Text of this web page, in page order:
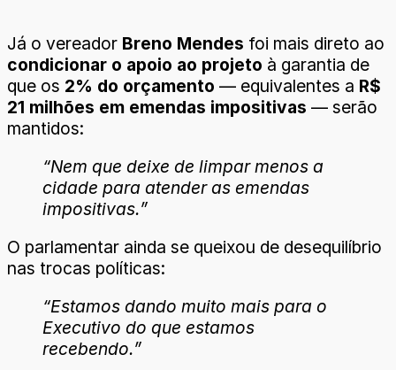
Já o vereador Breno Mendes foi mais direto ao
condicionar o apoio ao projeto à garantia de
que os 2% do orçamento — equivalentes a R$
21 milhões em emendas impositivas — serão
mantidos:
“Nem que deixe de limpar menos a
cidade para atender as emendas
impositivas.”
O parlamentar ainda se queixou de desequilíbrio
nas trocas políticas:
“Estamos dando muito mais para o
Executivo do que estamos
recebendo.”